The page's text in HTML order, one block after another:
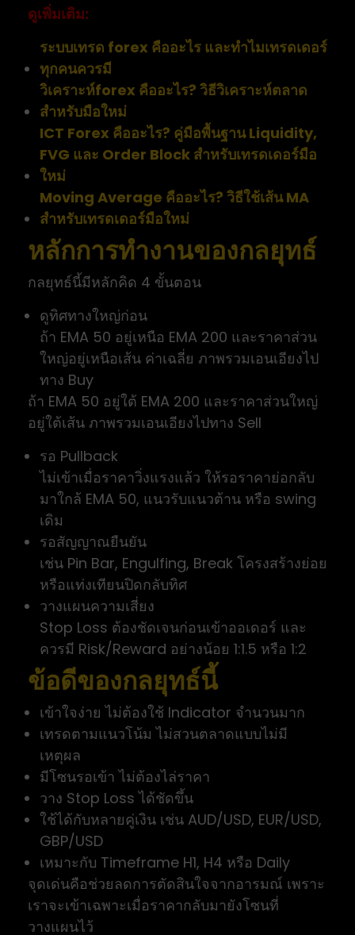
ดูเพิ่มเติม:
ระบบเทรด forex คืออะไร และทำไมเทรดเดอร์
ทุกคนควรมี
วิเคราะห์forex คืออะไร? วิธีวิเคราะห์ตลาด
สำหรับมือใหม่
ICT Forex คืออะไร? คู่มือพื้นฐาน Liquidity,
FVG และ Order Block สำหรับเทรดเดอร์มือ
ใหม่
Moving Average คืออะไร? วิธีใช้เส้น MA
สำหรับเทรดเดอร์มือใหม่
หลักการทำงานของกลยุทธ์
กลยุทธ์นี้มีหลักคิด 4 ขั้นตอน
ดูทิศทางใหญ่ก่อน
ถ้า EMA 50 อยู่เหนือ EMA 200 และราคาส่วน
ใหญ่อยู่เหนือเส้น ค่าเฉลี่ย ภาพรวมเอนเอียงไป
ทาง Buy
ถ้า EMA 50 อยู่ใต้ EMA 200 และราคาส่วนใหญ่
อยู่ใต้เส้น ภาพรวมเอนเอียงไปทาง Sell
รอ Pullback
ไม่เข้าเมื่อราคาวิ่งแรงแล้ว ให้รอราคาย่อกลับ
มาใกล้ EMA 50, แนวรับแนวต้าน หรือ swing
เดิม
รอสัญญาณยืนยัน
เช่น Pin Bar, Engulfing, Break โครงสร้างย่อย
หรือแท่งเทียนปิดกลับทิศ
วางแผนความเสี่ยง
Stop Loss ต้องชัดเจนก่อนเข้าออเดอร์ และ
ควรมี Risk/Reward อย่างน้อย 1:1.5 หรือ 1:2
ข้อดีของกลยุทธ์นี้
เข้าใจง่าย ไม่ต้องใช้ Indicator จำนวนมาก
เทรดตามแนวโน้ม ไม่สวนตลาดแบบไม่มี
เหตุผล
มีโซนรอเข้า ไม่ต้องไล่ราคา
วาง Stop Loss ได้ชัดขึ้น
ใช้ได้กับหลายคู่เงิน เช่น AUD/USD, EUR/USD,
GBP/USD
เหมาะกับ Timeframe H1, H4 หรือ Daily
จุดเด่นคือช่วยลดการตัดสินใจจากอารมณ์ เพราะ
เราจะเข้าเฉพาะเมื่อราคากลับมายังโซนที่
วางแผนไว้